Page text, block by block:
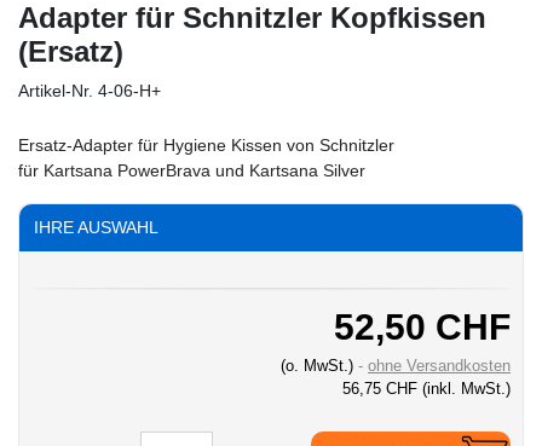
Adapter für Schnitzler Kopfkissen
(Ersatz)
Artikel-Nr. 4-06-H+
Ersatz-Adapter für Hygiene Kissen von Schnitzler
für Kartsana PowerBrava und Kartsana Silver
IHRE AUSWAHL
52,50 CHF
(o. MwSt.)
ohne Versandkosten
56,75 CHF (inkl. MwSt.)